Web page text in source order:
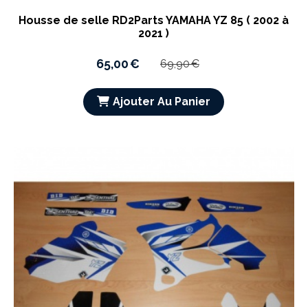
Housse de selle RD2Parts YAMAHA YZ 85 ( 2002 à
2021 )
65,00€ 69,90€
Ajouter Au Panier